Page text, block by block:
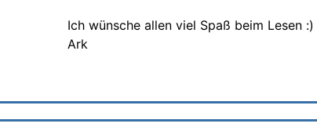
Ich wünsche allen viel Spaß beim Lesen :)
Ark